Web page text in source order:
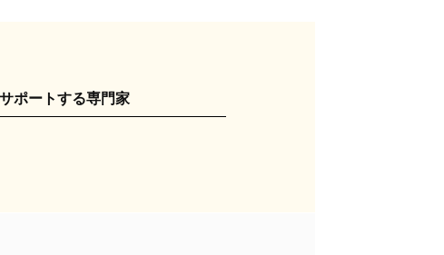
ポートする専門家